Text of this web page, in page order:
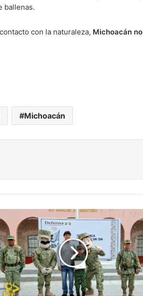
ballenas.
con la naturaleza, Michoacán no
Michoacán